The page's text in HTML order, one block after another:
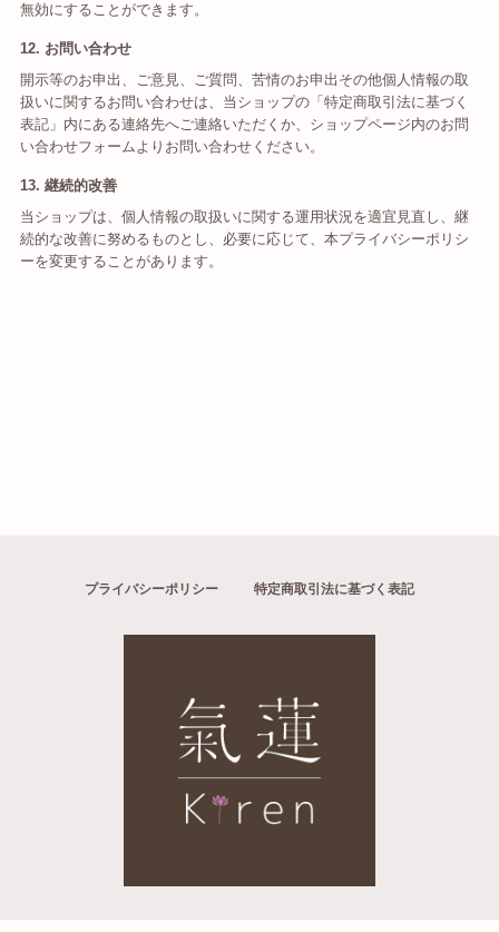
無効にすることができます。
12. お問い合わせ
開示等のお申出、ご意見、ご質問、苦情のお申出その他個人情報の取
扱いに関するお問い合わせは、当ショップの「特定商取引法に基づく
表記」内にある連絡先へご連絡いただくか、ショップページ内のお問
い合わせフォームよりお問い合わせください。
13. 継続的改善
当ショップは、個人情報の取扱いに関する運用状況を適宜見直し、継
続的な改善に努めるものとし、必要に応じて、本プライバシーポリシ
ーを変更することがあります。
プライバシーポリシー 特定商取引法に基づく表記